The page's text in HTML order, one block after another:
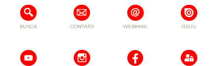
BUSCA CONTATO WEBMAIL ISSUU